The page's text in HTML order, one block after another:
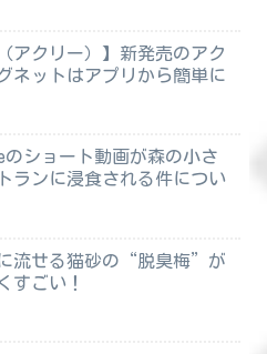
（アクリー）】新発売のアク
ネットはアプリから簡単に
のショート動画が森の小さ
ランに浸食される件につい
に流せる猫砂の“脱臭梅”が
すごい！